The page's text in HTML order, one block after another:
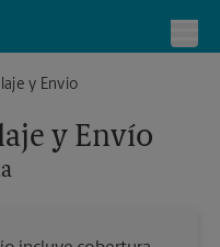
y Envío
y Envío